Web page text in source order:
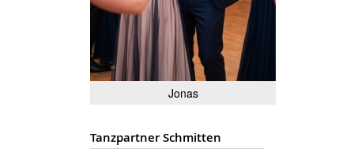
Jonas
Tanzpartner Schmitten